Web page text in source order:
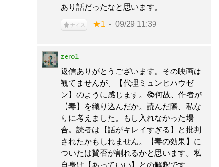
あり話だったなと思います。
ナイス ★1 09/29 11:39
zero1
返信ありがとうございます。その映画は
観てませんが、【代理ミュンヒハウゼ
ン】のように感じます。📚️何故、作者が
【毒】を織り込んだか。読んだ際、私な
りに考えました。もし入れなかった場
合。読者は【話がキレイすぎる】と批判
されたかもしれません。【毒の効果】に
ついたは賛否が割れるかと思います。私
自身は【あっていい】との解釈です。